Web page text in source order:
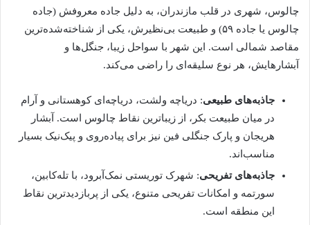
چالوس، شهری در قلب مازندران، به دلیل جاده معروفش (جاده
چالوس یا جاده ۵۹) و طبیعت بی‌نظیرش، یکی از شناخته‌شده‌ترین
مقاصد شمالی است. این شهر با سواحل زیبا، جنگل‌ها و
آبشارهایش، هر نوع سلیقه‌ای را راضی می‌کند.
جاذبه‌های طبیعی: دریاچه ولشت، دریاچه‌ای کوهستانی و آرام
در میان طبیعت بکر، از زیباترین نقاط چالوس است. آبشار
هریجان و پارک جنگلی فین نیز برای پیاده‌روی و پیک‌نیک بسیار
مناسب‌اند.
جاذبه‌های تفریحی: شهرک توریستی نمک‌آبرود، با تله‌کابین،
سورتمه و امکانات تفریحی متنوع، یکی از پربازدیدترین نقاط
این منطقه است.